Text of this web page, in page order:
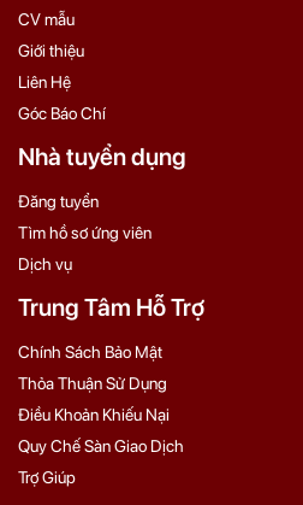
CV mẫu
Giới thiệu
Liên Hệ
Góc Báo Chí
Nhà tuyển dụng
Đăng tuyển
Tìm hồ sơ ứng viên
Dịch vụ
Trung Tâm Hỗ Trợ
Chính Sách Bảo Mật
Thỏa Thuận Sử Dụng
Điều Khoản Khiếu Nại
Quy Chế Sàn Giao Dịch
Trợ Giúp